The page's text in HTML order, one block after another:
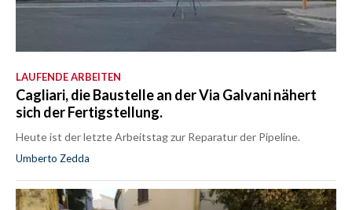
LAUFENDE ARBEITEN
Cagliari, die Baustelle an der Via Galvani nähert
sich der Fertigstellung.
Heute ist der letzte Arbeitstag zur Reparatur der Pipeline.
Umberto Zedda